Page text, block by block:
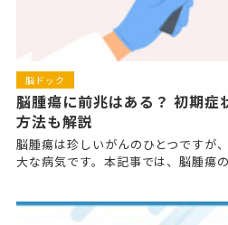
脳ドック
脳腫瘍に前兆はある？ 初期症
方法も解説
脳腫瘍は珍しいがんのひとつですが
大な病気です。本記事では、脳腫瘍